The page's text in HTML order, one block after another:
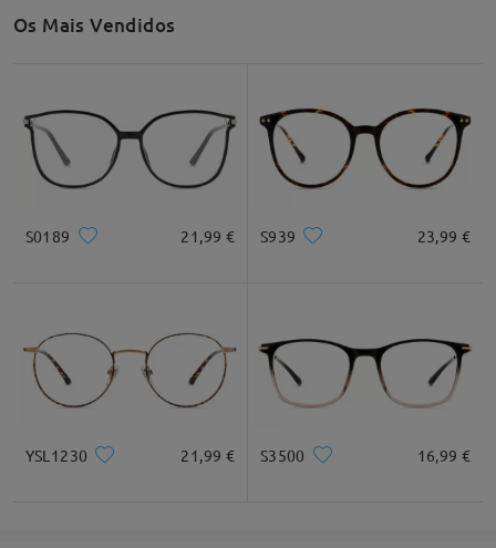
Os Mais Vendidos
S0189 21,99 € S939 23,99 €
YSL1230 21,99 € S3500 16,99 €